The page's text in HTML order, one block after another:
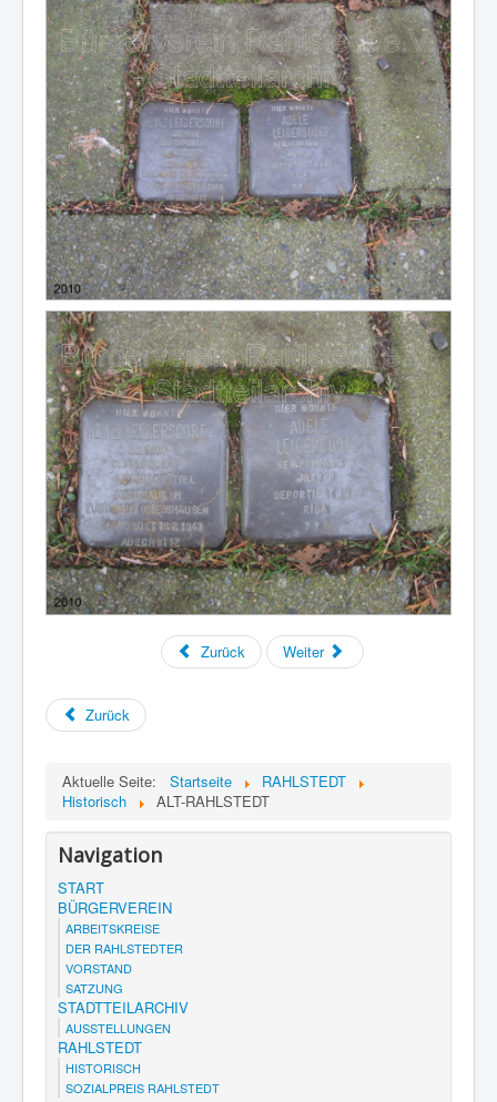
Zurück Weiter
Zurück
Aktuelle Seite: Startseite
RAHLSTEDT
Historisch
ALT-RAHLSTEDT
Navigation
START
BÜRGERVEREIN
ARBEITSKREISE
DER RAHLSTEDTER
VORSTAND
SATZUNG
STADTTEILARCHIV
AUSSTELLUNGEN
RAHLSTEDT
HISTORISCH
SOZIALPREIS RAHLSTEDT